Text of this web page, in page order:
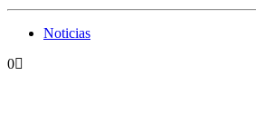
Noticias
0